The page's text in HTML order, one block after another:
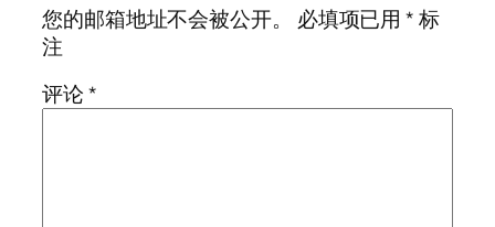
您的邮箱地址不会被公开。
必填项已用*标
注
评论*